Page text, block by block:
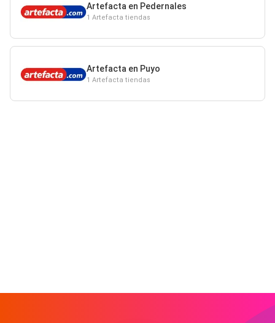
Artefacta en Pedernales
1 Artefacta tiendas
Artefacta en Puyo
1 Artefacta tiendas